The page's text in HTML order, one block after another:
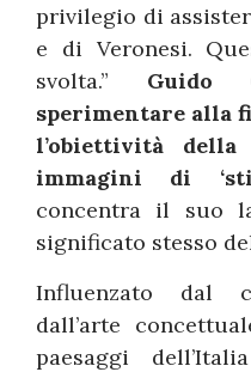
privilegio di
e di Veronesi.
svolta.” Guido
sperimentare alla
l’obiettività
immagini di
concentra il suo
significato stesso
Influenzato dal
dall’arte
paesaggi